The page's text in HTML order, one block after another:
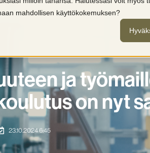
mahdollisen käyttökokemuksen?
Palvelut
ja
on nyt
23.10.2024 6:45